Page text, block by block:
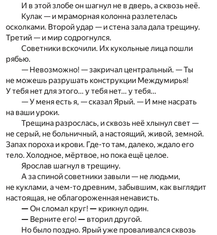
И в этой злобе он шагнул не в дверь, а сквозь неё.
Кулак — и мраморная колонна разлетелась
осколками. Второй удар — и стена зала дала трещину.
Третий — и мир содрогнулся.
Советники вскочили. Их кукольные лица пошли
рябью.
— Невозможно! — закричал центральный. — Ты
не можешь разрушать конструкции Междумирья!
У тебя нет для этого… у тебя нет… у тебя…
— У меня есть я, — сказал Ярый. — И мне насрать
на ваши уроки.
Трещина разрослась, и сквозь неё хлынул свет —
не серый, не больничный, а настоящий, живой, земной.
Запах пороха и крови. Где-то там, далеко, ждало его
тело. Холодное, мёртвое, но пока ещё целое.
Ярослав шагнул в трещину.
А за спиной советники завыли — не людьми,
не куклами, а чем-то древним, забывшим, как выглядит
настоящая, не облагороженная ненависть.
— Он сломал круг! — крикнул один.
— Верните его! — вторил другой.
Но было поздно. Ярый уже проваливался сквозь